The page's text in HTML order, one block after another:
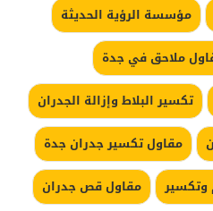
مؤسسة الرؤية الحديثة
ملاحق في جدة
تكسير البلاط وإزالة الجدران
مقاول تكسير جدران جدة
مقاول قص جدران